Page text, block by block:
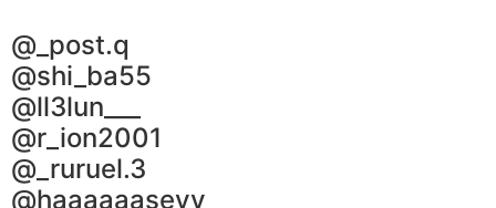
@_post.q
@shi_ba55
@ll3lun___
@r_ion2001
@_ruruel.3
@haaaaaaseyy